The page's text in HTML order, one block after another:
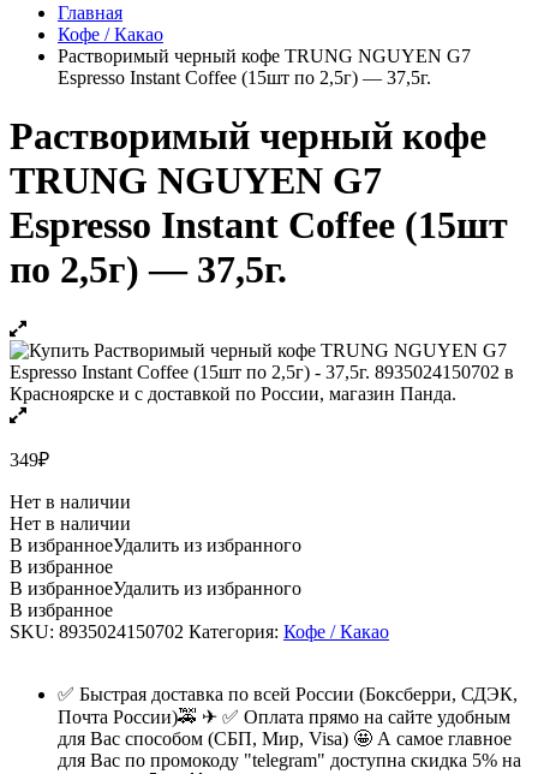
Главная
Кофе / Какао
Растворимый черный кофе TRUNG NGUYEN G7
Espresso Instant Coffee (15шт по 2,5г) — 37,5г.
Растворимый черный кофе
TRUNG NGUYEN G7
Espresso Instant Coffee (15шт
по 2,5г) — 37,5г.
349₽
Нет в наличии
Нет в наличии
В избранноеУдалить из избранного
В избранное
В избранноеУдалить из избранного
В избранное
SKU: 8935024150702 Категория: Кофе / Какао
✅ Быстрая доставка по всей России (Боксберри, СДЭК,
Почта России)🚕 ✈ ✅ Оплата прямо на сайте удобным
для Вас способом (СБП, Мир, Visa) 🤩 А самое главное
для Вас по промокоду "telegram" доступна скидка 5% на